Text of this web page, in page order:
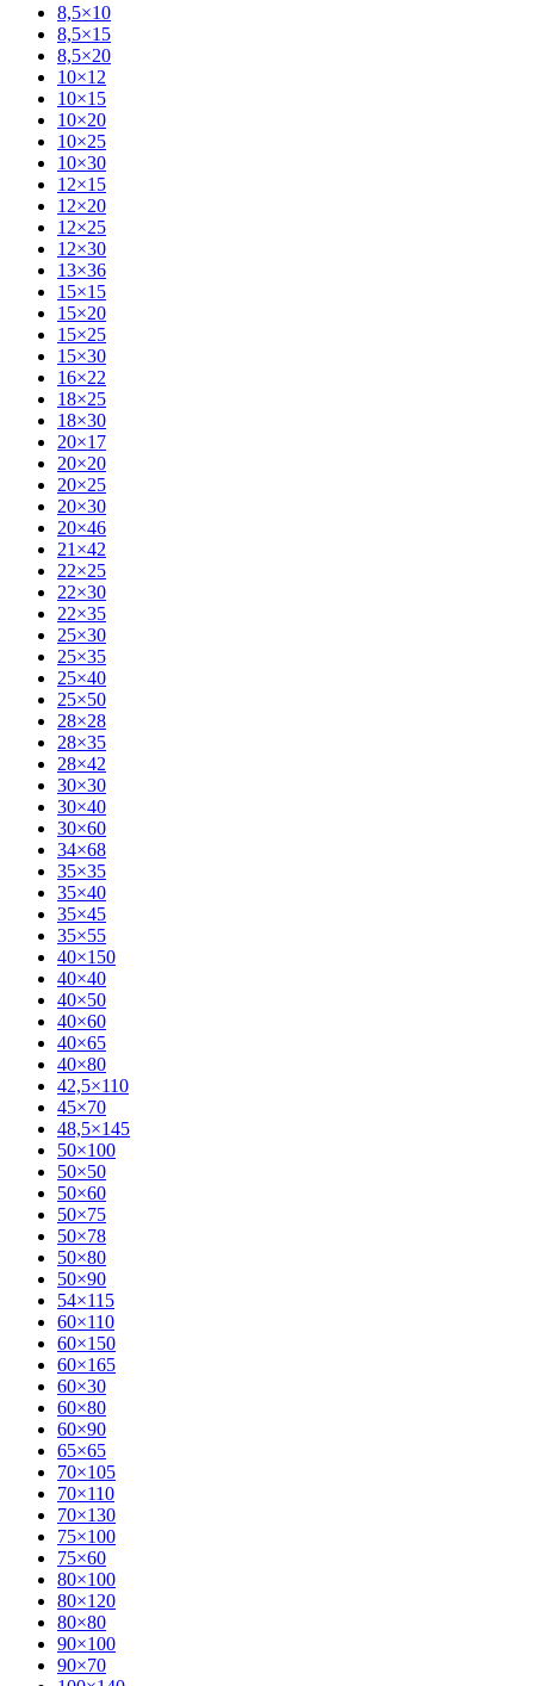
8,5×10
8,5×15
8,5×20
10×12
10×15
10×20
10×25
10×30
12×15
12×20
12×25
12×30
13×36
15×15
15×20
15×25
15×30
16×22
18×25
18×30
20×17
20×20
20×25
20×30
20×46
21×42
22×25
22×30
22×35
25×30
25×35
25×40
25×50
28×28
28×35
28×42
30×30
30×40
30×60
34×68
35×35
35×40
35×45
35×55
40×150
40×40
40×50
40×60
40×65
40×80
42,5×110
45×70
48,5×145
50×100
50×50
50×60
50×75
50×78
50×80
50×90
54×115
60×110
60×150
60×165
60×30
60×80
60×90
65×65
70×105
70×110
70×130
75×100
75×60
80×100
80×120
80×80
90×100
90×70